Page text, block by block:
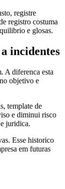
registre
registro costuma
e glosas.
incidentes
A diferenca esta
objetivo e
template de
e diminui risco
juridica.
Esse historico
em futuras